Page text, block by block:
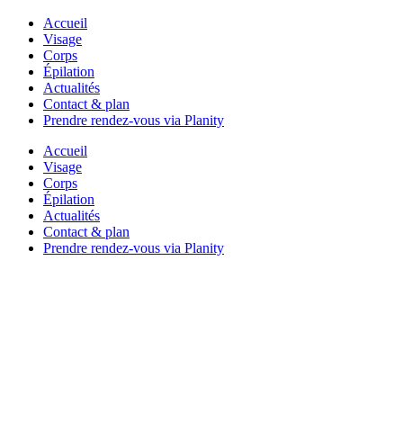
Accueil
Visage
Corps
Épilation
Actualités
Contact & plan
Prendre rendez-vous via Planity
Accueil
Visage
Corps
Épilation
Actualités
Contact & plan
Prendre rendez-vous via Planity